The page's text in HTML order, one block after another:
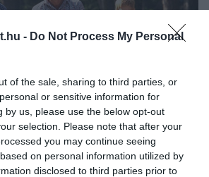
- Do Not Process My Personal
of the sale, sharing to third parties, or
or sensitive information for
by us, please use the below opt-out
selection. Please note that after your
you may continue seeing
on personal information utilized by
disclosed to third parties prior to